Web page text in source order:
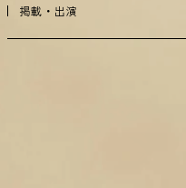
掲載・出演